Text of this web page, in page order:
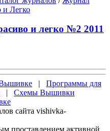
и Легко
и легко №2 2011
| Программы для
| Схемы Вышивки
сайта vishivka-